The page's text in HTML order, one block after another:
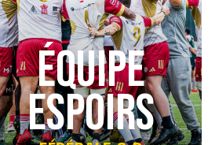
ÉQUIPE
ESPOIRS